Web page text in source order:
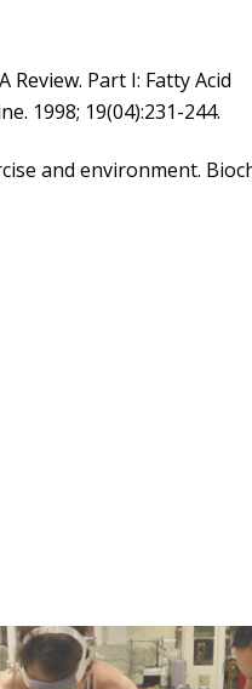
Review. Part I: Fatty Acid
1998; 19(04):231-244.
and environment.